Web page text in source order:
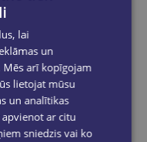
lai
un
arī kopīgojam
lietojat mūsu
un analītikas
ar citu
sniedzis vai ko